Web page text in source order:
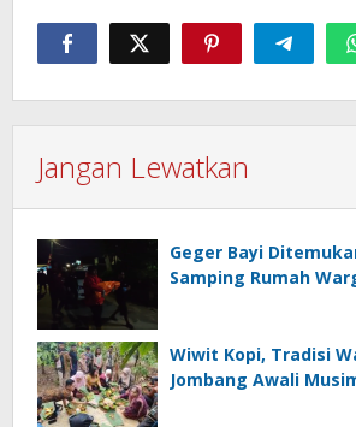
Jangan Lewatkan
Geger Bayi
Samping Rumah
Wiwit Kopi, Tradisi
Jombang Awali